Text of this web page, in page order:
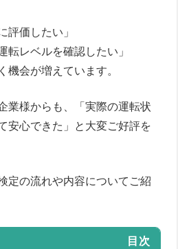
評価したい」
転レベルを確認したい」
機会が増えています。
業様からも、「実際の運転状
安心できた」と大変ご好評を
定の流れや内容についてご紹
目次